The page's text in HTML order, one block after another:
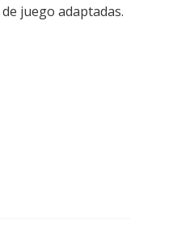
juego adaptadas.